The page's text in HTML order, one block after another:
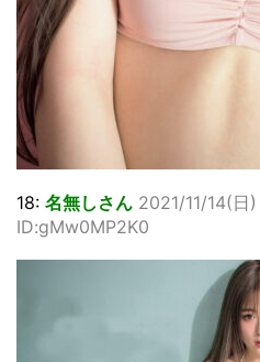
18: 名無しさん 2021/11/14(日
ID:gMw0MP2K0